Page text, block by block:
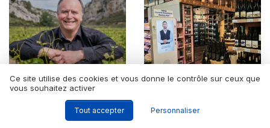
08/06/2026
Interview de Jérôme VILLARET
de Les Pepites du Sud :
Interview de Arthur Chakhoian
Ce site utilise des cookies et vous donne le contrôle sur ceux que
vous souhaitez activer
Tout accepter Personnaliser